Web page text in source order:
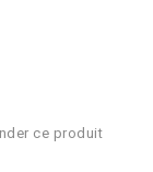
ce produit